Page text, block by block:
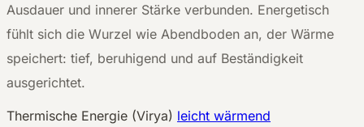
Ausdauer und innerer Stärke verbunden. Energetisch
fühlt sich die Wurzel wie Abendboden an, der Wärme
speichert: tief, beruhigend und auf Beständigkeit
ausgerichtet.
Thermische Energie (Virya) leicht wärmend